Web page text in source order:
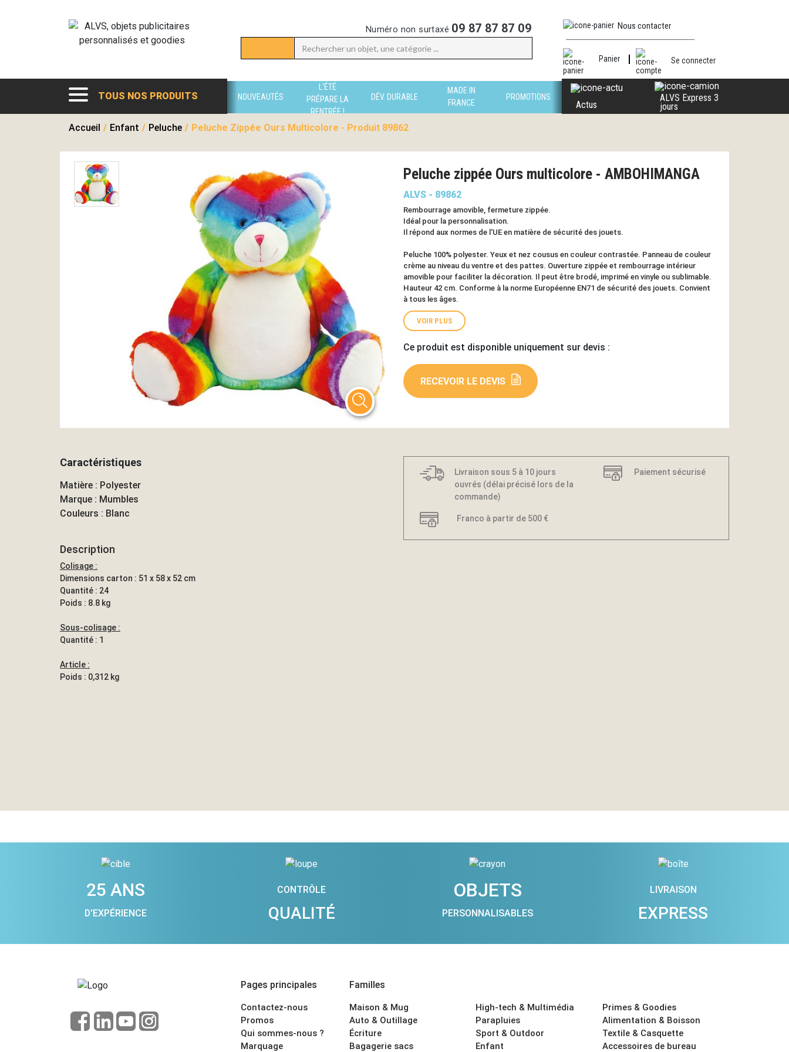
Numéro non surtaxé 09 87 87 87 09 Nous contacter
Panier Se connecter
TOUS NOS PRODUITS NOUVEAUTÉS
L'ÉTÉ
PRÉPARE LA
RENTRÉE !
DÉV. DURABLE
MADE IN
FRANCE
PROMOTIONS
Actus
ALVS Express 3
jours
Accueil / Enfant / Peluche / Peluche Zippée Ours Multicolore - Produit 89862
Peluche zippée Ours multicolore - AMBOHIMANGA
ALVS - 89862
Rembourrage amovible, fermeture zippée.
Idéal pour la personnalisation.
Il répond aux normes de l'UE en matière de sécurité des jouets.
Peluche 100% polyester. Yeux et nez cousus en couleur contrastée. Panneau de couleur
crème au niveau du ventre et des pattes. Ouverture zippée et rembourrage intérieur
amovible pour faciliter la décoration. Il peut être brodé, imprimé en vinyle ou sublimable.
Hauteur 42 cm. Conforme à la norme Européenne EN71 de sécurité des jouets. Convient
à tous les âges.
VOIR PLUS
Ce produit est disponible uniquement sur devis :
RECEVOIR LE DEVIS
Caractéristiques
Matière : Polyester
Marque : Mumbles
Couleurs : Blanc
Description
Colisage :
Dimensions carton : 51 x 58 x 52 cm
Quantité : 24
Poids : 8.8 kg
Sous-colisage :
Quantité : 1
Article :
Poids : 0,312 kg
Livraison sous 5 à 10 jours
ouvrés (délai précisé lors de la
commande)
Paiement sécurisé
Franco à partir de 500 €
25 ANS
D'EXPÉRIENCE
CONTRÔLE
QUALITÉ
OBJETS
PERSONNALISABLES
LIVRAISON
EXPRESS
Pages principales
Contactez-nous
Promos
Qui sommes-nous ?
Marquage
Familles
Maison & Mug
Auto & Outillage
Écriture
Bagagerie sacs
High-tech & Multimédia
Parapluies
Sport & Outdoor
Enfant
Primes & Goodies
Alimentation & Boisson
Textile & Casquette
Accessoires de bureau